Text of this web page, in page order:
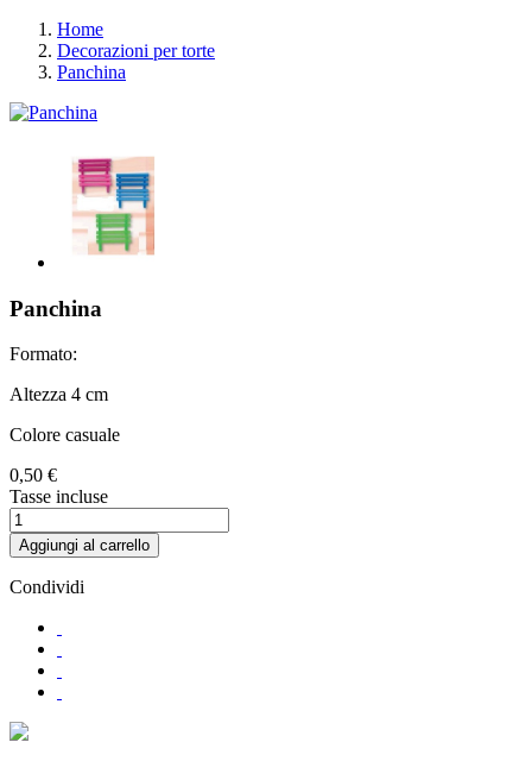
Home
Decorazioni per torte
Panchina
Panchina
Formato:
Altezza 4 cm
Colore casuale
0,50 €
Tasse incluse
Aggiungi al carrello
Condividi